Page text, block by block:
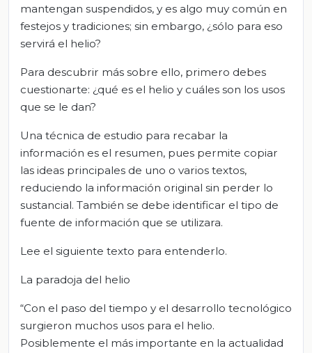
mantengan suspendidos, y es algo muy común en
festejos y tradiciones; sin embargo, ¿sólo para eso
servirá el helio?
Para descubrir más sobre ello, primero debes
cuestionarte: ¿qué es el helio y cuáles son los usos
que se le dan?
Una técnica de estudio para recabar la
información es el resumen, pues permite copiar
las ideas principales de uno o varios textos,
reduciendo la información original sin perder lo
sustancial. También se debe identificar el tipo de
fuente de información que se utilizara.
Lee el siguiente texto para entenderlo.
La paradoja del helio
“Con el paso del tiempo y el desarrollo tecnológico
surgieron muchos usos para el helio.
Posiblemente el más importante en la actualidad